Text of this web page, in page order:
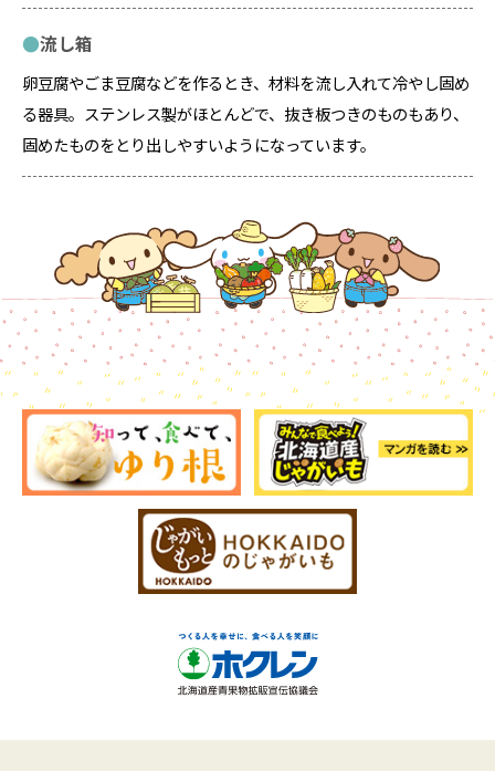
流し箱
卵豆腐やごま豆腐などを作るとき、材料を流し入れて冷やし固め
る器具。ステンレス製がほとんどで、抜き板つきのものもあり、
固めたものをとり出しやすいようになっています。